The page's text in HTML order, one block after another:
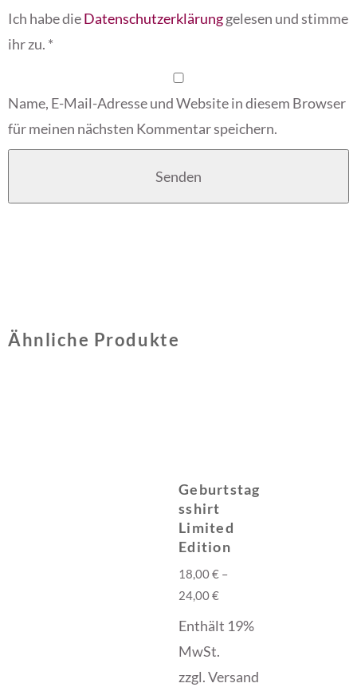
Ich habe dieDatenschutzerklärunggelesen und stimme
ihr zu. *
Name, E-Mail-Adresse und Website in diesem Browser
für meinen nächsten Kommentar speichern.
Ähnliche Produkte
Geburtstag
sshirt
Limited
Edition
18,00€ –
24,00€
Enthält 19%
MwSt.
zzgl.Versand